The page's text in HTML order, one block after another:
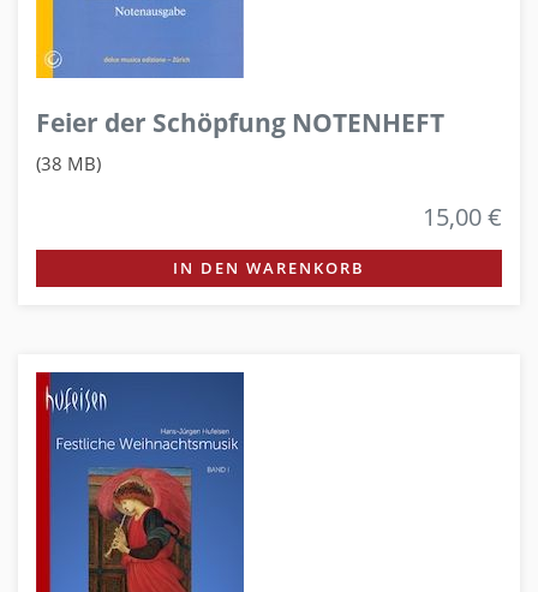
Feier der Schöpfung NOTENHEFT
(38 MB)
15,00 €
IN DEN WARENKORB